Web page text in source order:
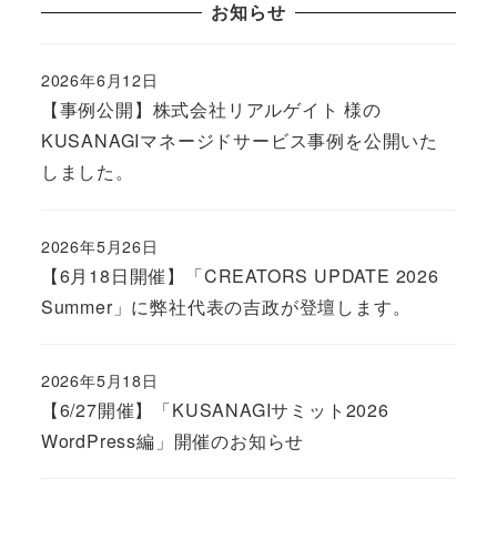
お知らせ
【事例公開】株式会社リアルゲイト 様の
KUSANAGIマネージドサービス事例を公開いた
しました。
Published
2026年6月12日
【6月18日開催】「CREATORS UPDATE 2026
Summer」に弊社代表の吉政が登壇します。
Published
2026年5月26日
【6/27開催】「KUSANAGIサミット2026
WordPress編」開催のお知らせ
Published
2026年5月18日